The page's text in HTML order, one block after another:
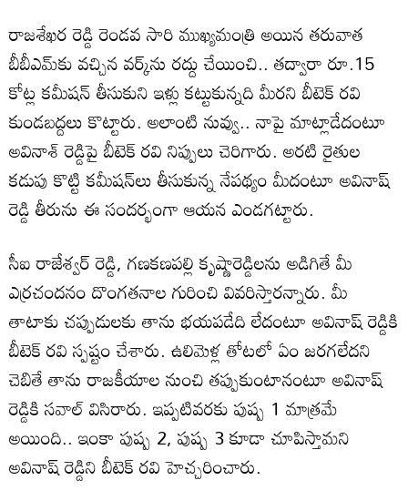
రాజశేఖర రెడ్డి రెండవ సారి ముఖ్యమంత్రి అయిన తరువాత
బీబీఎమ్‌కు వచ్చిన వర్క్‌ను రద్దు చేయించి.. తద్వారా రూ.15
కోట్ల కమీషన్ తీసుకుని ఇళ్లు కట్టుకున్నది మీరని బీటెక్ రవి
కుండబద్దలు కొట్టారు. అలాంటి నువ్వు.. నాపై మాట్లాడేదంటూ
అవినాశ్ రెడ్డిపై బీటెక్ రవి నిప్పులు చెరిగారు. అరటి రైతుల
కడుపు కొట్టి కమీషన్‌లు తీసుకున్న నేపథ్యం మీదంటూ అవినాష్
రెడ్డి తీరును ఈ సందర్భంగా ఆయన ఎండగట్టారు.
సీఐ రాజేశ్వర్ రెడ్డి, గణకణపల్లి కృష్ణారెడ్డిలను అడిగితే మీ
ఎర్రచందనం దొంగతనాల గురించి వివరిస్తారన్నారు. మీ
తాటాకు చప్పుడులకు తాను భయపడేది లేదంటూ అవినాష్ రెడ్డికి
బీటెక్ రవి స్పష్టం చేశారు. ఉలిమెళ్ల తోటలో ఏం జరగలేదని
చెబితే తాను రాజకీయాల నుంచి తప్పుకుంటానంటూ అవినాష్
రెడ్డికి సవాల్ విసిరారు. ఇప్పటివరకు పుష్ప 1 మాత్రమే
అయింది.. ఇంకా పుష్ప 2, పుష్ప 3 కూడా చూపిస్తామని
అవినాష్ రెడ్డిని బీటెక్ రవి హెచ్చరించారు.